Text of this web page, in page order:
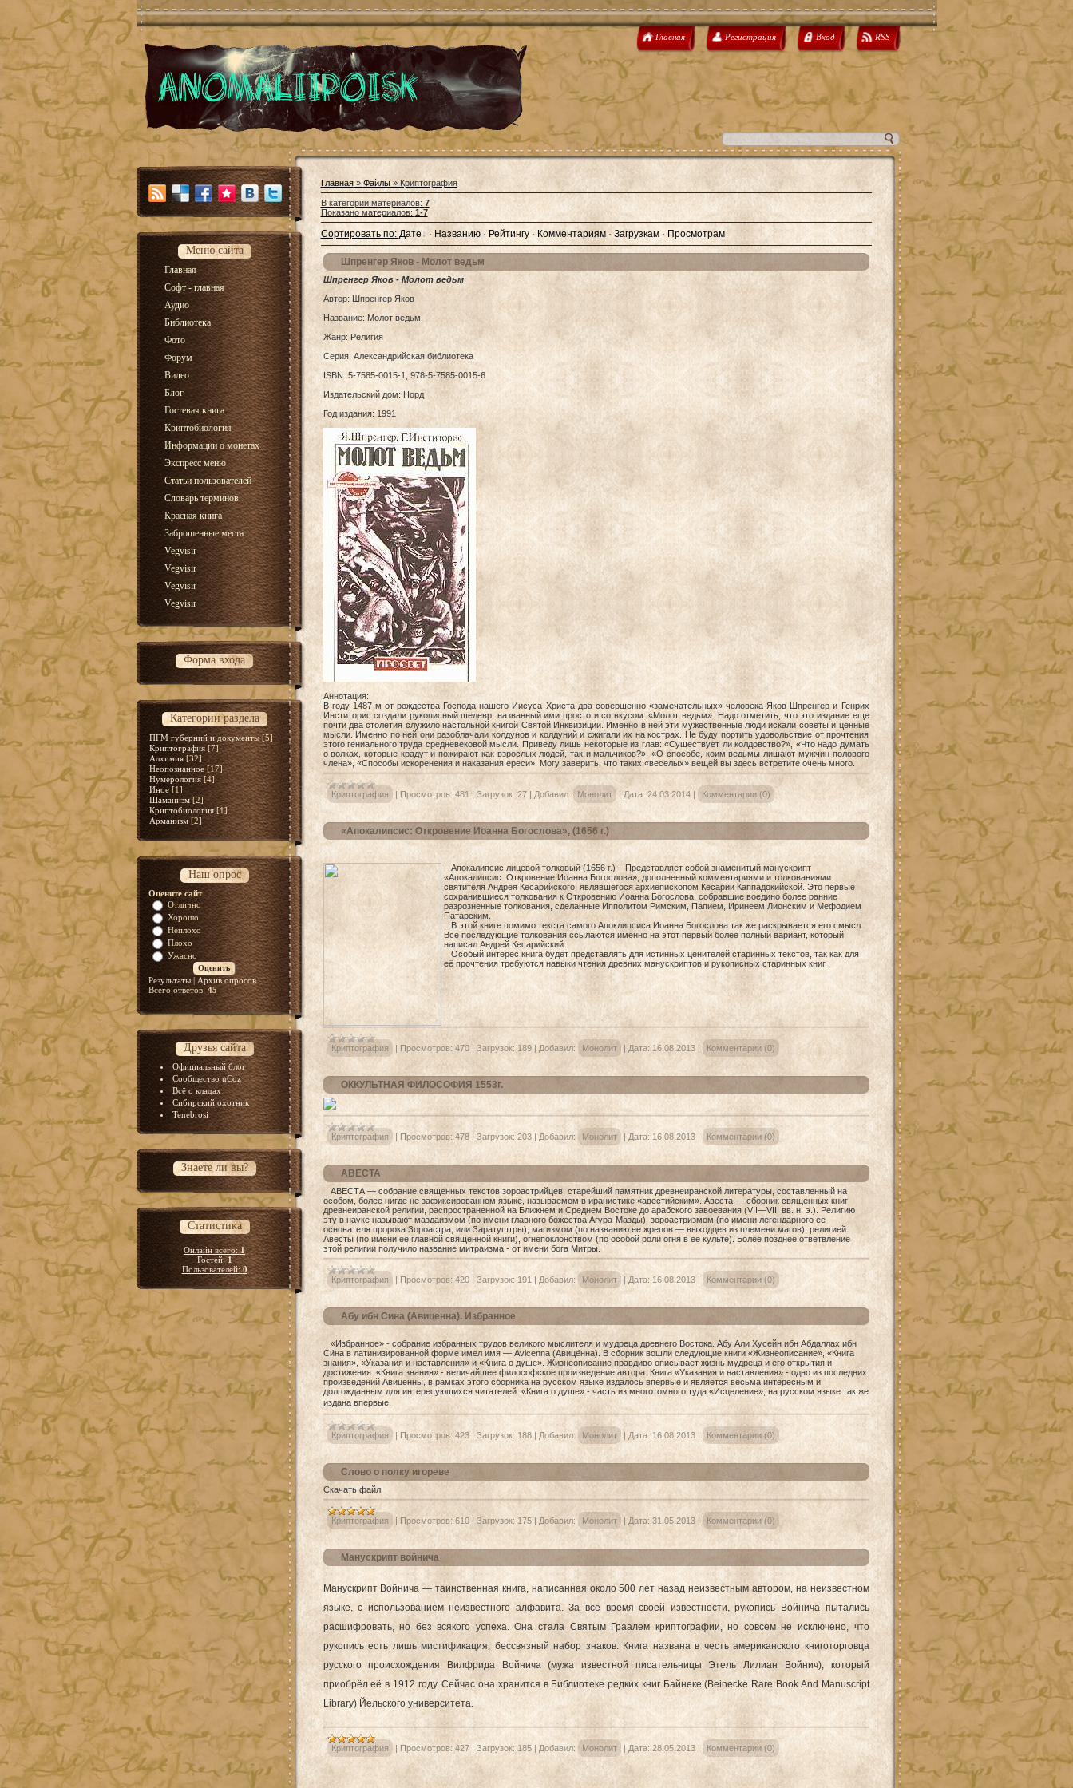
Главная Регистрация Вход RSS
Меню сайта
Главная
Софт - главная
Аудио
Библиотека
Фото
Форум
Видео
Блог
Гостевая книга
Криптобиология
Информации о монетах
Экспресс меню
Статьи пользователей
Словарь терминов
Красная книга
Заброшенные места
Vegvisir
Vegvisir
Vegvisir
Vegvisir
Форма входа
Категории раздела
ПГМ губерний и документы [5]
Криптография [7]
Алхимия [32]
Неопознанное [17]
Нумерология [4]
Иное [1]
Шаманизм [2]
Криптобиология [1]
Арманизм [2]
Наш опрос
Оцените сайт
Отлично
Хорошо
Неплохо
Плохо
Ужасно
Результаты| Архив опросов
Всего ответов:45
Друзья сайта
Официальный блог
Сообщество uCoz
Всё о кладах
Сибирский охотник
Tenebrosi
Знаете ли вы?
Статистика
Онлайн всего:1
Гостей:1
Пользователей:0
Главная» Файлы» Криптография
В категории материалов: 7
Показано материалов:1-7
Сортировать по: Дате · Названию·Рейтингу· Комментариям· Загрузкам· Просмотрам
Шпренгер Яков - Молот ведьм
Шпренгер Яков - Молот ведьм
Автор: Шпренгер Яков
Название: Молот ведьм
Жанр: Религия
Серия: Александрийская библиотека
ISBN: 5-7585-0015-1, 978-5-7585-0015-6
Издательский дом: Норд
Год издания: 1991
Аннотация:
В году 1487-м от рождества Господа нашего Иисуса Христа два совершенно «замечательных» человека Яков Шпренгер и Генрих
Инститорис создали рукописный шедевр, названный ими просто и со вкусом: «Молот ведьм». Надо отметить, что это издание еще
почти два столетия служило настольной книгой Святой Инквизиции. Именно в ней эти мужественные люди искали советы и ценные
мысли. Именно по ней они разоблачали колдунов и колдуний и сжигали их на кострах. Не буду портить удовольствие от прочтения
этого гениального труда средневековой мысли. Приведу лишь некоторые из глав: «Существует ли колдовство?», «Что надо думать
о волках, которые крадут и пожирают как взрослых людей, так и мальчиков?», «О способе, коим ведьмы лишают мужчин полового
члена», «Способы искоренения и наказания ереси». Могу заверить, что таких «веселых» вещей вы здесь встретите очень много.
Криптография | Просмотров: 481 | Загрузок: 27| Добавил: Монолит |Дата: 24.03.2014 | Комментарии (0)
«Апокалипсис: Откровение Иоанна Богослова», (1656 г.)
Апокалипсис лицевой толковый (1656 г.) – Представляет собой знаменитый манускрипт
«Апокалипсис: Откровение Иоанна Богослова», дополненный комментариями и толкованиями
святителя Андрея Кесарийского, являвшегося архиепископом Кесарии Каппадокийской. Это первые
сохранившиеся толкования к Откровению Иоанна Богослова, собравшие воедино более ранние
разрозненные толкования, сделанные Ипполитом Римским, Папием, Иринеем Лионским и Мефодием
Патарским.
В этой книге помимо текста самого Апоклипсиса Иоанна Богослова так же раскрывается его смысл.
Все последующие толкования ссылаются именно на этот первый более полный вариант, который
написал Андрей Кесарийский.
Особый интерес книга будет представлять для истинных ценителей старинных текстов, так как для
её прочтения требуются навыки чтения древних манускриптов и рукописных старинных книг.
Криптография | Просмотров: 470| Загрузок: 189| Добавил: Монолит | Дата: 16.08.2013 | Комментарии (0)
ОККУЛЬТНАЯ ФИЛОСОФИЯ 1553г.
Криптография | Просмотров: 478| Загрузок: 203| Добавил: Монолит | Дата: 16.08.2013 | Комментарии (0)
АВЕСТА
АВЕСТА — собрание священных текстов зороастрийцев, старейший памятник древнеиранской литературы, составленный на
особом, более нигде не зафиксированном языке, называемом в иранистике «авестийским». Авеста — сборник священных книг
древнеиранской религии, распространенной на Ближнем и Среднем Востоке до арабского завоевания (VII—VIII вв. н. э.). Религию
эту в науке называют маздаизмом (по имени главного божества Агура-Мазды), зороастризмом (по имени легендарного ее
основателя пророка Зороастра, или Заратуштры), магизмом (по названию ее жрецов — выходцев из племени магов), религией
Авесты (по имени ее главной священной книги), огнепоклонством (по особой роли огня в ее культе). Более позднее ответвление
этой религии получило название митраизма - от имени бога Митры.
Криптография | Просмотров: 420|Загрузок: 191 | Добавил: Монолит | Дата: 16.08.2013 | Комментарии (0)
Абу ибн Сина (Авиценна). Избранное
«Избранное» - собрание избранных трудов великого мыслителя и мудреца древнего Востока. Абу Али Хусейн ибн Абдаллах ибн
Си́на в латинизированной форме имел имя — Avicenna (Авице́нна). В сборник вошли следующие книги «Жизнеописание», «Книга
знания», «Указания и наставления» и «Книга о душе». Жизнеописание правдиво описывает жизнь мудреца и его открытия и
достижения. «Книга знания» - величайшее философское произведение автора. Книга «Указания и наставления» - одно из последних
произведений Авиценны, в рамках этого сборника на русском языке издалось впервые и является весьма интересным и
долгожданным для интересующихся читателей. «Книга о душе» - часть из многотомного туда «Исцеление», на русском языке так же
издана впервые.
Криптография | Просмотров: 423| Загрузок: 188| Добавил: Монолит | Дата: 16.08.2013 | Комментарии (0)
Слово о полку игореве
Скачать файл
Криптография | Просмотров: 610| Загрузок: 175| Добавил: Монолит | Дата: 31.05.2013 | Комментарии (0)
Манускрипт войнича
Манускрипт Войнича — таинственная книга, написанная около 500 лет назад неизвестным автором, на неизвестном
языке, с использованием неизвестного алфавита. За всё время своей известности, рукопись Войнича пытались
расшифровать, но без всякого успеха. Она стала Святым Граалем криптографии, но совсем не исключено, что
рукопись есть лишь мистификация, бессвязный набор знаков. Книга названа в честь американского книготорговца
русского происхождения Вилфрида Войнича (мужа известной писательницы Этель Лилиан Войнич), который
приобрёл её в 1912 году. Сейчас она хранится в Библиотеке редких книг Байнеке (Beinecke Rare Book And Manuscript
Library) Йельского университета.
Криптография | Просмотров: 427| Загрузок: 185| Добавил: Монолит | Дата: 28.05.2013 | Комментарии (0)